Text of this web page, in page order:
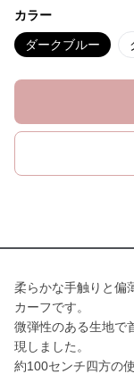
カラー
ダークブルー
柔らかな手触りと偏
カーフです。
微弾性のある生地で
現しました。
約100センチ四方の